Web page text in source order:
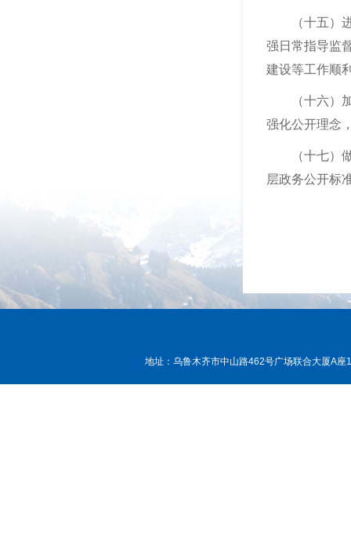
（十五）进
强日常指导监
建设等工作顺
（十六）加
强化公开理念
（十七）做
层政务公开标
地址：乌鲁木齐市中山路462号广场联合大厦A座